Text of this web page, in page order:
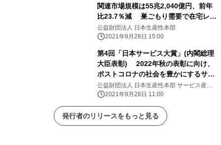
関連市場規模は55兆2,040億円、前年
比23.7％減 巣ごもり需要で在宅レジ
ャーの参加人口が上位に、 旅行や外食
は大幅減
公益財団法人 日本生産性本部
2021年9月28日 15:00
第4回「日本サービス大賞」(内閣総理
大臣表彰) 2022年秋の表彰に向け、
ポストコロナの社会を豊かにするサー
ビスを募集 【応募受付：2021年11月1
日(月)～12月20日(月)】 応募説明会を
10月5日(火)オンラインにて開催予定
公益財団法人 日本生産性本部 サービス産業
生産性協議会(SPRING)
2021年9月28日 11:00
発行者のリリースをもっと見る